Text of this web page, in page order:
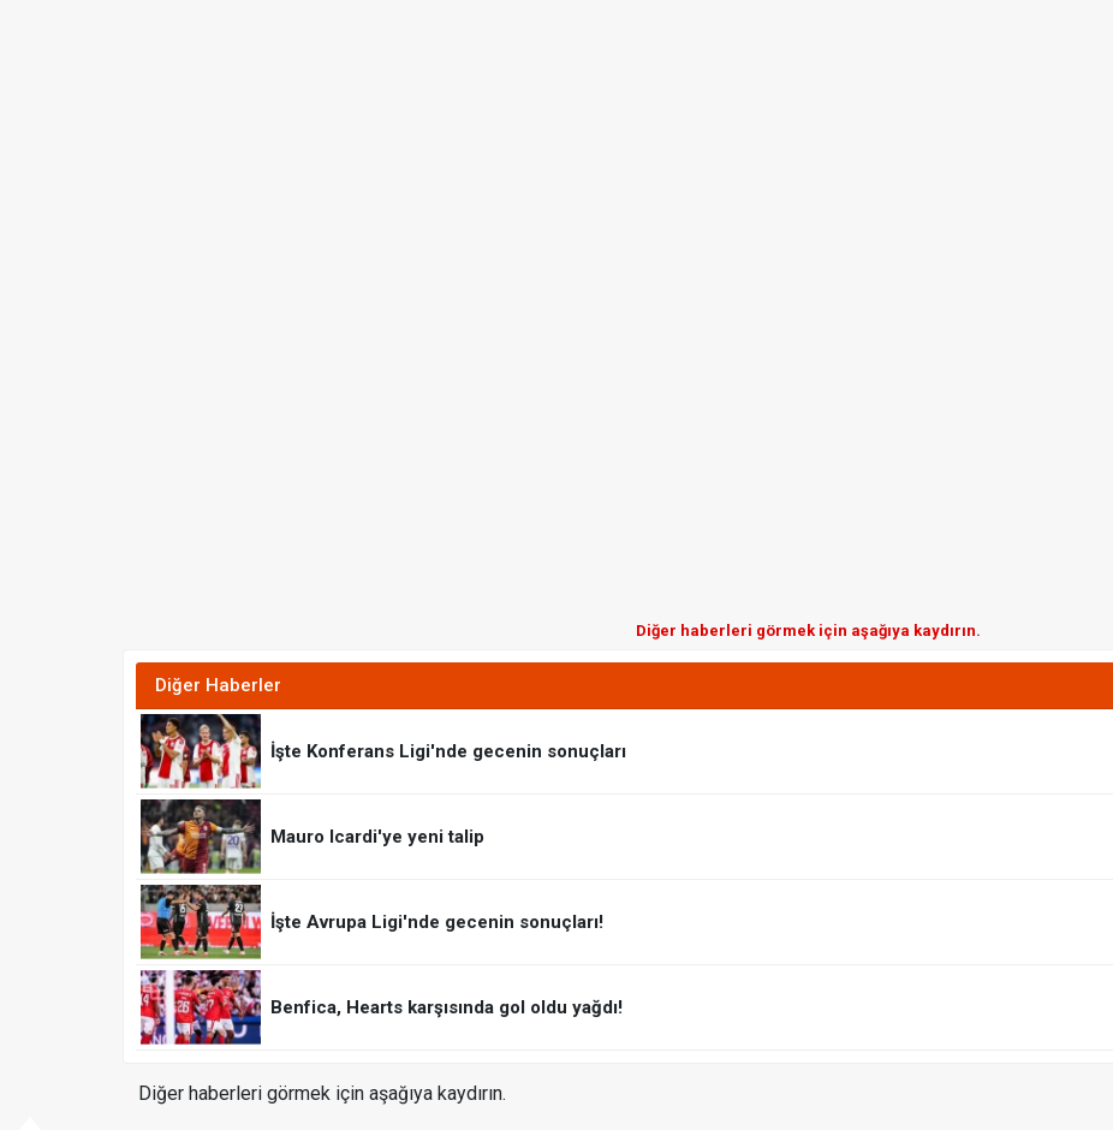
Diğer haberleri görmek için aşağıya kaydırın.
Diğer Haberler
İşte Konferans Ligi'nde gecenin sonuçları
Mauro Icardi'ye yeni talip
İşte Avrupa Ligi'nde gecenin sonuçları!
Benfica, Hearts karşısında gol oldu yağdı!
Diğer haberleri görmek için aşağıya kaydırın.